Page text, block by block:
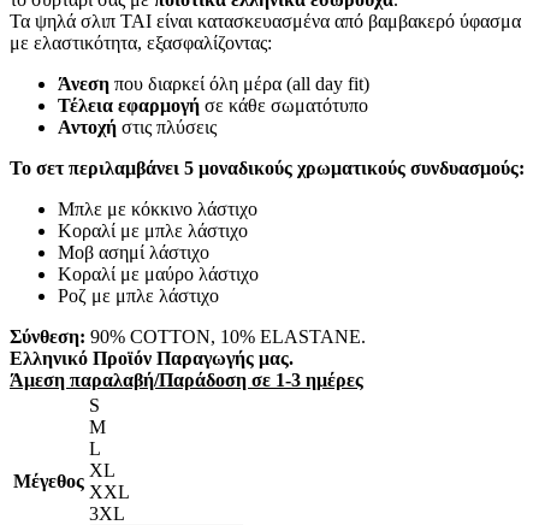
Τα ψηλά σλιπ TAI είναι κατασκευασμένα από βαμβακερό ύφασμα
με ελαστικότητα, εξασφαλίζοντας:
Άνεση που διαρκεί όλη μέρα (all day fit)
Τέλεια εφαρμογή σε κάθε σωματότυπο
Αντοχή στις πλύσεις
Το σετ περιλαμβάνει 5 μοναδικούς χρωματικούς συνδυασμούς:
Μπλε με κόκκινο λάστιχο
Κοραλί με μπλε λάστιχο
Μοβ ασημί λάστιχο
Κοραλί με μαύρο λάστιχο
Ροζ με μπλε λάστιχο
Σύνθεση: 90% COTTON, 10% ELASTANE.
Ελληνικό Προϊόν Παραγωγής μας.
Άμεση παραλαβή/Παράδοση σε 1-3 ημέρες
Μέγεθος
S
M
L
XL
XXL
3XL